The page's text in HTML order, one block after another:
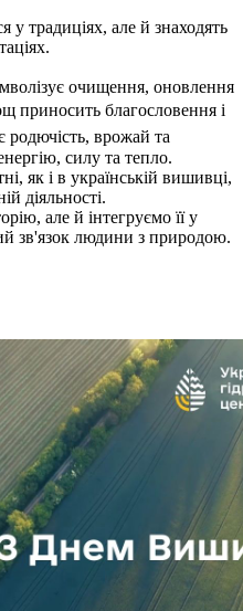
у традиціях, але й знаходять
очищення, оновлення
приносить благословення і
родючість, врожай та
силу та тепло.
як і в українській вишивці,
діяльності.
але й інтегруємо її у
зв'язок людини з природою.